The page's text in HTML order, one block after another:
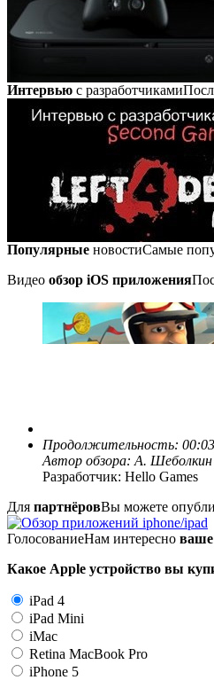
Интервью с разработчиками
Популярные новостиСамые
Видео обзор iOS приложения
Продолжительность:
Автор обзора: А. Шеболкин
Разработчик: Hello Games
Для партнёровВы можете
ГолосованиеНам интересно ваше
Какое Apple устройство вы
iPad 4
iPad Mini
iMac
Retina MacBook Pro
iPhone 5